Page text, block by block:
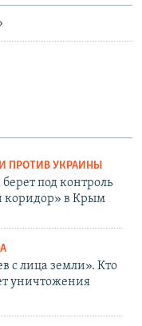
ПРОТИВ УКРАИНЫ
под контроль
коридор» в Крым
с лица земли». Кто
уничтожения